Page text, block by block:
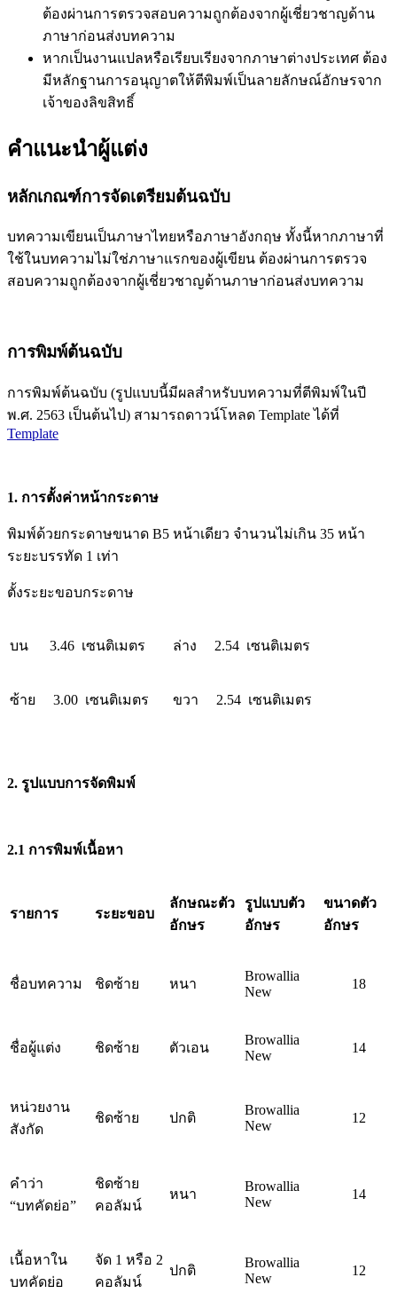
ต้องผ่านการตรวจสอบความถูกต้องจากผู้เชี่ยวชาญด้าน
ภาษาก่อนส่งบทความ
หากเป็นงานแปลหรือเรียบเรียงจากภาษาต่างประเทศ ต้อง
มีหลักฐานการอนุญาตให้ตีพิมพ์เป็นลายลักษณ์อักษรจาก
เจ้าของลิขสิทธิ์
คำแนะนำผู้แต่ง
หลักเกณฑ์การจัดเตรียมต้นฉบับ
บทความเขียนเป็นภาษาไทยหรือภาษาอังกฤษ ทั้งนี้หากภาษาที่
ใช้ในบทความไม่ใช่ภาษาแรกของผู้เขียน ต้องผ่านการตรวจ
สอบความถูกต้องจากผู้เชี่ยวชาญด้านภาษาก่อนส่งบทความ
การพิมพ์ต้นฉบับ
การพิมพ์ต้นฉบับ (รูปแบบนี้มีผลสำหรับบทความที่ตีพิมพ์ในปี
พ.ศ. 2563 เป็นต้นไป) สามารถดาวน์โหลด Template ได้ที่
Template
1. การตั้งค่าหน้ากระดาษ
พิมพ์ด้วยกระดาษขนาด B5 หน้าเดียว จำนวนไม่เกิน 35 หน้า
ระยะบรรทัด 1 เท่า
ตั้งระยะขอบกระดาษ
บน 3.46 เซนติเมตร ล่าง 2.54 เซนติเมตร
ซ้าย 3.00 เซนติเมตร ขวา 2.54 เซนติเมตร
2. รูปแบบการจัดพิมพ์
2.1 การพิมพ์เนื้อหา
รายการ ระยะขอบ
ลักษณะตัว
อักษร
รูปแบบตัว
อักษร
ขนาดตัว
อักษร
ชื่อบทความ ชิดซ้าย หนา
Browallia
New
18
ชื่อผู้แต่ง ชิดซ้าย ตัวเอน
Browallia
New
14
หน่วยงาน
สังกัด
ชิดซ้าย ปกติ
Browallia
New
12
คำว่า
“บทคัดย่อ”
ชิดซ้าย
คอลัมน์
หนา
Browallia
New
14
เนื้อหาใน
บทคัดย่อ
จัด 1 หรือ 2
คอลัมน์
ปกติ
Browallia
New
12